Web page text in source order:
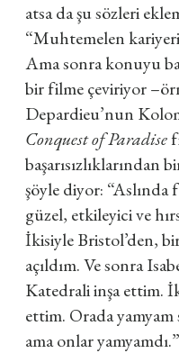
atsa da şu sözleri
“Muhtemelen
Ama sonra konuyu
bir filme çeviriyor
Depardieu’nun
Conquest of Paradise
başarısızlıklarından
şöyle diyor:
güzel, etkileyici ve
İkisiyle Bristol’den,
açıldım. Ve sonra
Katedrali inşa ettim.
ettim. Orada
ama onlar